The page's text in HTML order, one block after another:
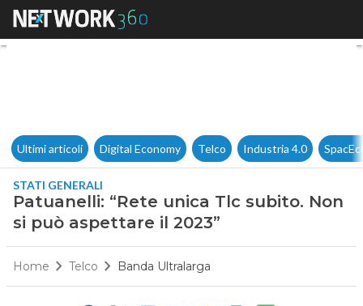
Patuanelli: “Rete unica Tlc
Ultimi articoli Digital Economy Telco Industria 4.0
STATI GENERALI
Patuanelli: “Rete unica Tlc subito. Non
si può aspettare il 2023”
Home Telco Banda Ultralarga